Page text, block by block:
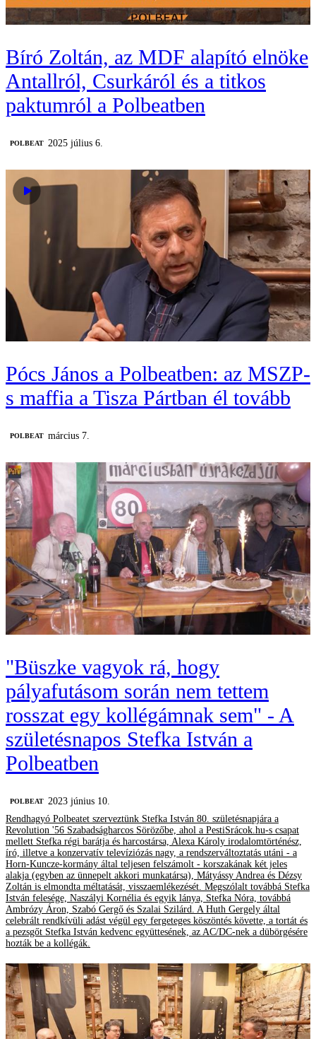
Bíró Zoltán, az MDF alapító elnöke
Antallról, Csurkáról és a titkos
paktumról a Polbeatben
‎POLBEAT 2025 július 6.
Pócs János a Polbeatben: az MSZP-
s maffia a Tisza Pártban él tovább
‎POLBEAT március 7.
"Büszke vagyok rá, hogy
pályafutásom során nem tettem
rosszat egy kollégámnak sem" - A
születésnapos Stefka István a
Polbeatben
‎POLBEAT
2023 június 10.
Rendhagyó Polbeatet szerveztünk Stefka István 80. születésnapjára a
Revolution '56 Szabadságharcos Sörözőbe, ahol a PestiSrácok.hu-s csapat
mellett Stefka régi barátja és harcostársa, Alexa Károly irodalomtörténész,
író, illetve a konzervatív televíziózás nagy, a rendszerváltoztatás utáni - a
Horn-Kuncze-kormány által teljesen felszámolt - korszakának két jeles
alakja (egyben az ünnepelt akkori munkatársa), Mátyássy Andrea és Dézsy
Zoltán is elmondta méltatását, visszaemlékezését. Megszólalt továbbá Stefka
István felesége, Naszályi Kornélia és egyik lánya, Stefka Nóra, továbbá
Ambrózy Áron, Szabó Gergő és Szalai Szilárd. A Huth Gergely által
celebrált rendkívüli adást végül egy fergeteges köszöntés követte, a tortát és
a pezsgőt Stefka István kedvenc együttesének, az AC/DC-nek a dübörgésére
hozták be a kollégák.